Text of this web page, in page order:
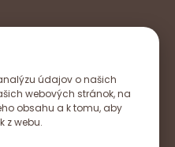
údajov o našich
webových stránok, na
obsahu a k tomu, aby
z webu.